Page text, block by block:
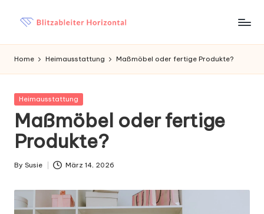
B
li
t
z
a
b
l
e
it
Home Heimausstattung Maßmöbel oder fertige Produkte?
Posted
Heimausstattung
Maßmöbel oder fertige
Produkte?
Posted
By Susie März 14, 2026